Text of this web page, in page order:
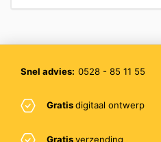
Snel advies: 0528 - 85 11 55
Gratisdigitaal ontwerp
Gratisverzending